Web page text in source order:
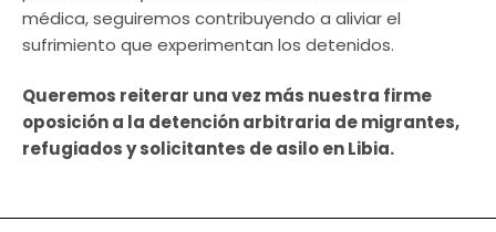
médica, seguiremos contribuyendo a aliviar el
sufrimiento que experimentan los detenidos.
Queremos reiterar una vez más nuestra firme
oposición a la detención arbitraria de migrantes,
refugiados y solicitantes de asilo en Libia.